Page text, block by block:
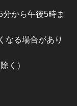
から午後5時ま
なる場合があり
く）